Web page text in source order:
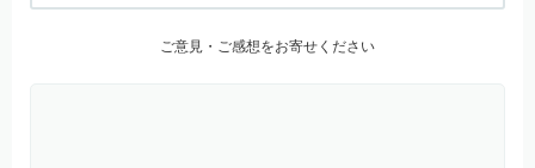
ご意見・ご感想をお寄せください